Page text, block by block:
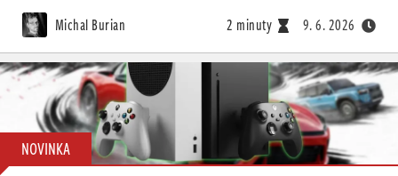
Michal Burian 2 minuty 9. 6. 2026
NOVINKA